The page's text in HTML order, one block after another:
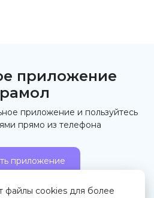
файлы cookies для более
приложение
приложение и пользуйтесь
прямо из телефона
приложение